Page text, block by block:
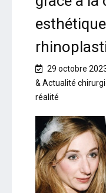
29 octobre
& Actualité
réalité